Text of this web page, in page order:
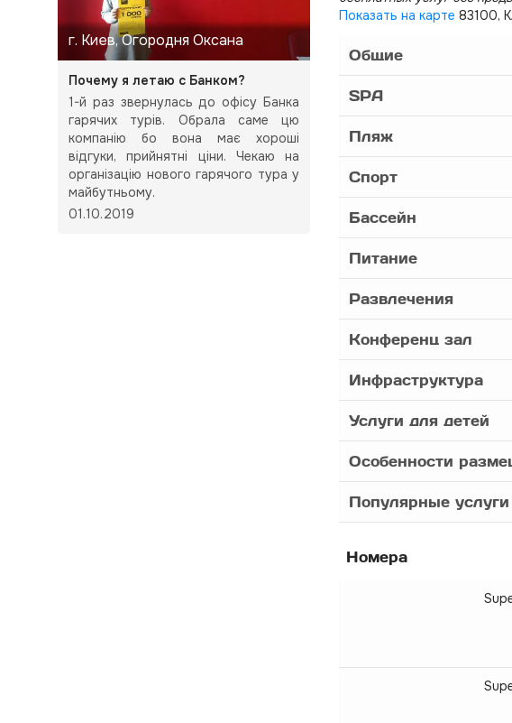
г. Киев, Огородня Оксана
Почему я летаю с Банком?
1-й раз звернулась до офісу Банка
гарячих турів. Обрала саме цю
компанію бо вона має хороші
відгуки, прийнятні ціни. Чекаю на
організацію нового гарячого тура у
майбутньому.
01.10.2019
Показать на карте 83100,
Общие
SPA
Пляж
Спорт
Бассейн
Питание
Развлечения
Конференц зал
Инфраструктура
Услуги для детей
Особенности
Популярные услуги
Номера